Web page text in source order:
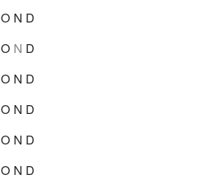
O N D
O N D
O N D
O N D
O N D
O N D